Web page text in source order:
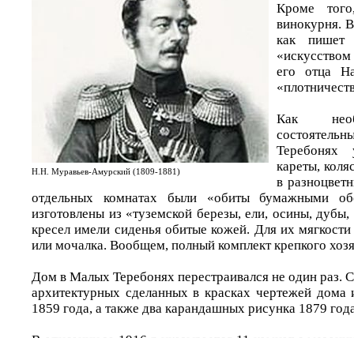
Н.Н. Муравьев-Амурский (1809-1881)
Кроме
винокурня.
как пишет
его отца
Как
кареты,
в
отдельных комнатах были «обиты бумажными
изготовлены из «туземской березы, ели, осины,
кресел имели сиденья обитые кожей. Для их мягкости
или мочалка. Вообщем, полный комплект крепкого
Дом в Малых Теребонях перестраивался не один раз.
архитектурных сделанных в красках чертежей
1859 года, а также два карандашных рисунка 1879